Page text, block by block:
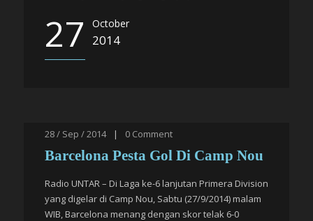
27 October
2014
28 / Sep / 2014 | 0 Comment
Barcelona Pesta Gol Di Camp Nou
Radio UNTAR – Di Laga ke-6 lanjutan Primera Division
yang digelar di Camp Nou, Sabtu (27/9/2014) malam
WIB, Barcelona menang dengan skor telak 6-0